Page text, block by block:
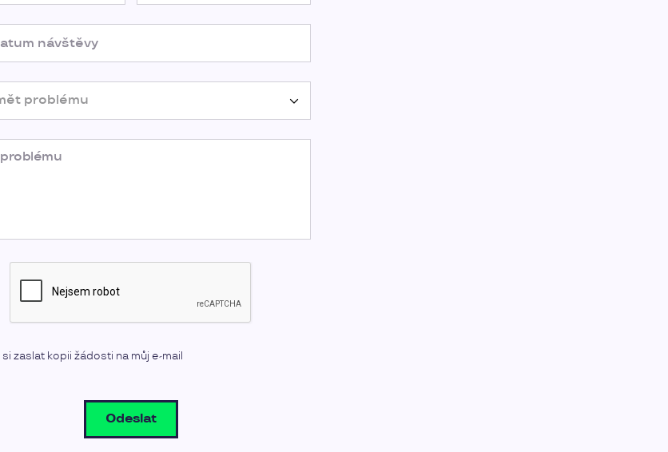
problému
si zaslat kopii žádosti na můj e-mail
Odeslat